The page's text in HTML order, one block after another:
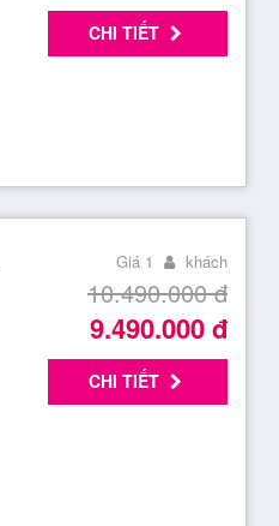
CHI TIẾT
Giá 1 khách
10.490.000đ
9.490.000đ
CHI TIẾT